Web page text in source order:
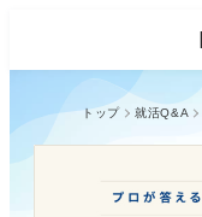
トップ 就活Q&A